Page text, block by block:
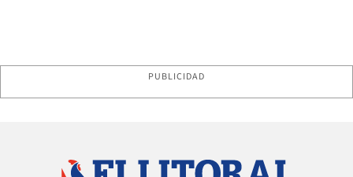
PUBLICIDAD